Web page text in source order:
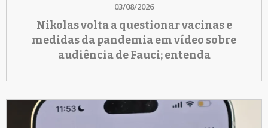
03/08/2026
Nikolas volta a questionar vacinas e
medidas da pandemia em vídeo sobre
audiência de Fauci; entenda